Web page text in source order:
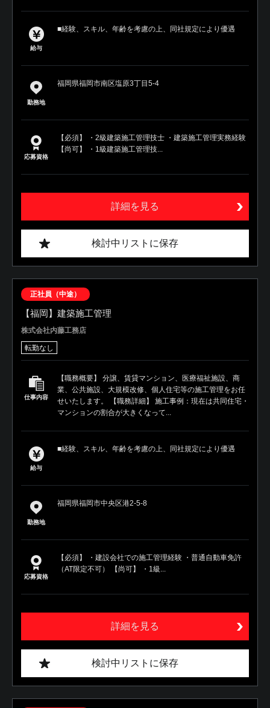
給与
■経験、スキル、年齢を考慮の上、同社規定により優遇
勤務地
福岡県福岡市南区塩原3丁目5-4
応募資格
【必須】 ・2級建築施工管理技士 ・建築施工管理実務経験
【尚可】 ・1級建築施工管理技...
詳細を見る
検討中リストに保存
正社員（中途）
【福岡】建築施工管理
株式会社内藤工務店
転勤なし
仕事内容
【職務概要】 分譲、賃貸マンション、医療福祉施設、商
業、公共施設、大規模改修、個人住宅等の施工管理をお任
せいたします。 【職務詳細】 施工事例：現在は共同住宅・
マンションの割合が大きくなって...
給与
■経験、スキル、年齢を考慮の上、同社規定により優遇
勤務地
福岡県福岡市中央区港2-5-8
応募資格
【必須】 ・建設会社での施工管理経験 ・普通自動車免許
（AT限定不可） 【尚可】 ・1級...
詳細を見る
検討中リストに保存